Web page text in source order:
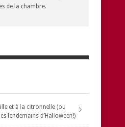
de la chambre.
et à la citronnelle (ou
lendemains d’Halloween!)